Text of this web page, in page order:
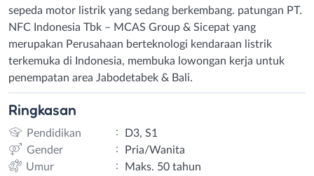
sepeda motor listrik yang sedang berkembang. patungan PT.
NFC Indonesia Tbk – MCAS Group & Sicepat yang
merupakan Perusahaan berteknologi kendaraan listrik
terkemuka di Indonesia, membuka lowongan kerja untuk
penempatan area Jabodetabek & Bali.
Ringkasan
Pendidikan :
D3, S1
Gender
:
Pria/Wanita
Umur
:
Maks. 50 tahun